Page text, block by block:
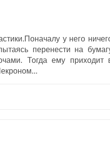
у него
перенести на
Тогда ему приходит